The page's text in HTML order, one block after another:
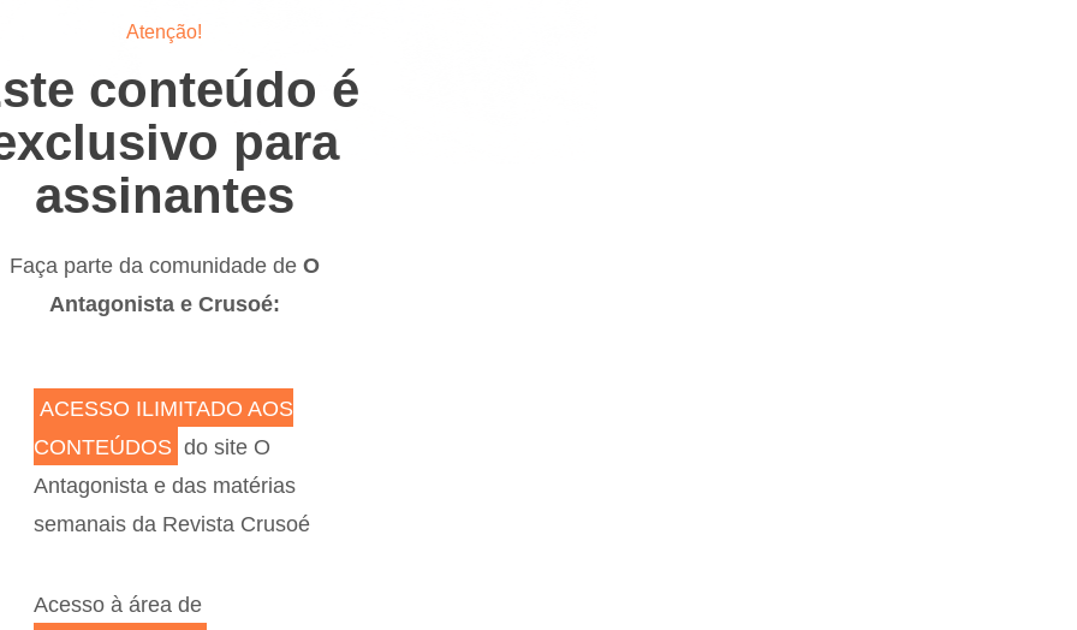
Atenção!
conteúdo é
para
assinantes
Faça parte da comunidade de O
Antagonista e Crusoé:
ACESSO ILIMITADO AOS
CONTEÚDOS do site O
Antagonista e das matérias
semanais da Revista Crusoé
Acesso à área de